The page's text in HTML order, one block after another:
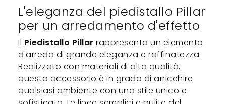
L'eleganza del piedistallo Pillar
per un arredamento d'effetto
Il Piedistallo Pillar rappresenta un elemento
d'arredo di grande eleganza e raffinatezza.
Realizzato con materiali di alta qualità,
questo accessorio è in grado di arricchire
qualsiasi ambiente con uno stile unico e